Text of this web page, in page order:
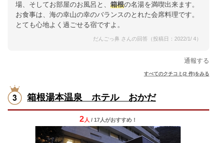
場、そしてお部屋のお風呂と、 箱根の名湯を満喫出来ます。
お食事は、海の幸山の幸のバランスのとれた会席料理です。
とても心地よく過ごせる宿ですよ。
だんごっ鼻 さんの回答（投稿日：2022/1/ 4）
通報する
すべてのクチコミ(2 件)をみる
箱根湯本温泉 ホテル おかだ
2 人 / 17人がおすすめ！